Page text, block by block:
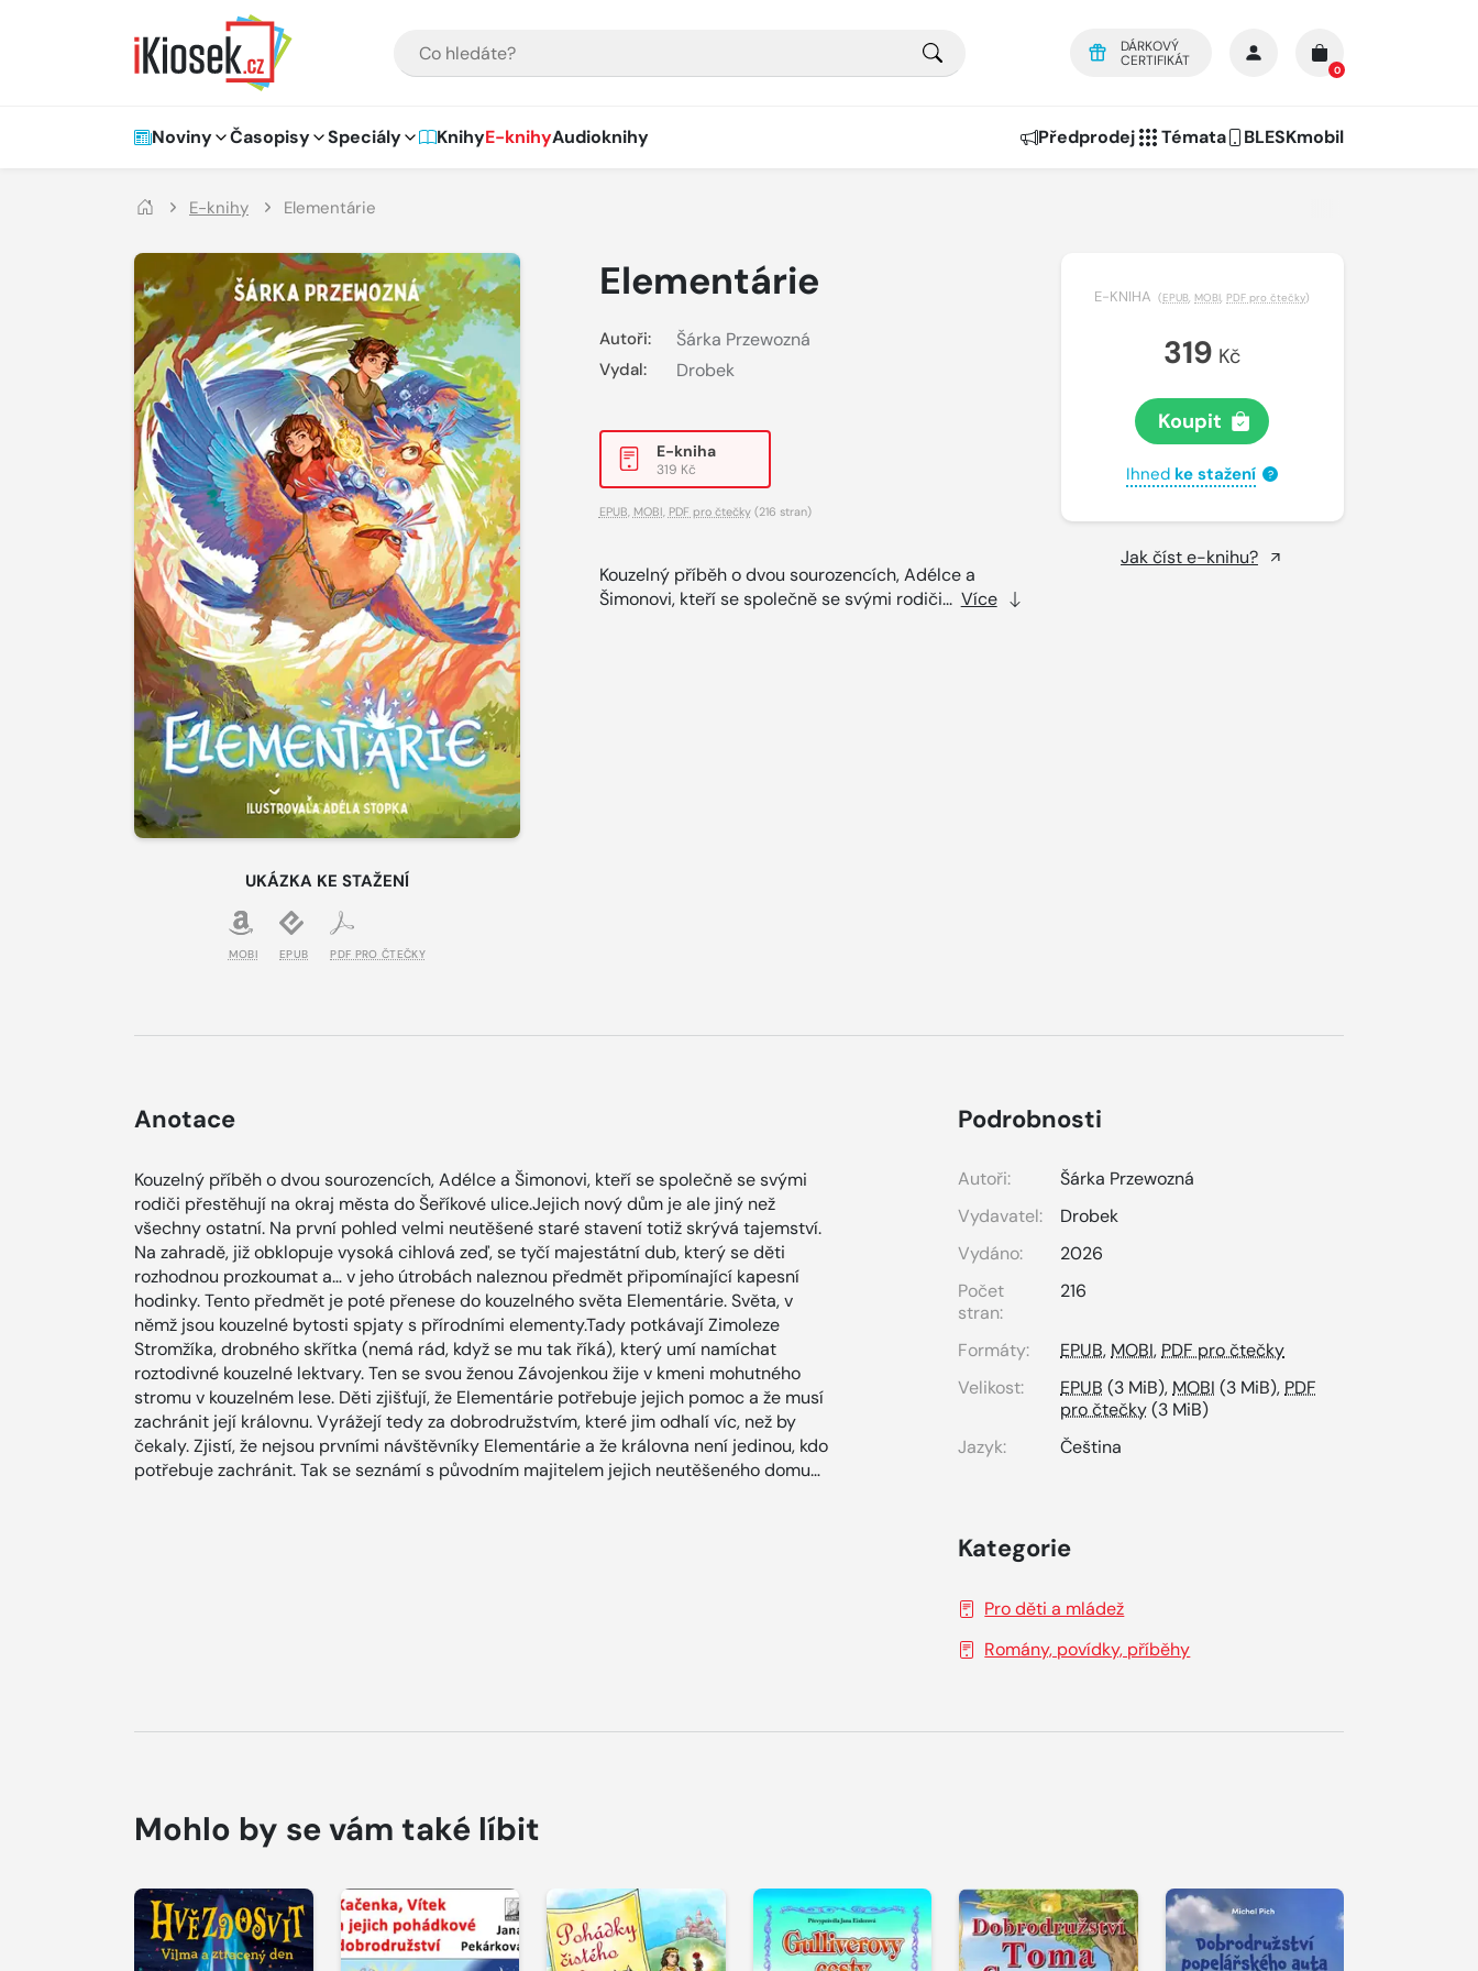
DÁRKOVÝ
CERTIFIKÁT
0
Hlavní navigace
Noviny Časopisy Speciály KnihyE-knihyAudioknihy Předprodej Témata BLESKmobil
E-knihy Elementárie
UKÁZKA KE STAŽENÍ
MOBI EPUB PDF PRO ČTEČKY
Elementárie
Autoři: Šárka Przewozná
Vydal: Drobek
E-kniha
319 Kč
EPUB MOBI PDF pro čtečky(216 stran)
Kouzelný příběh o dvou sourozencích, Adélce a
Šimonovi, kteří se společně se svými rodiči... Více
E-KNIHA (EPUB, MOBI, PDF pro čtečky)
319 Kč
Koupit
Ihned ke stažení ?
Jak číst e-knihu?
Anotace
Kouzelný příběh o dvou sourozencích, Adélce a Šimonovi, kteří se společně se svými
rodiči přestěhují na okraj města do Šeříkové ulice.Jejich nový dům je ale jiný než
všechny ostatní. Na první pohled velmi neutěšené staré stavení totiž skrývá tajemství.
Na zahradě, již obklopuje vysoká cihlová zeď, se tyčí majestátní dub, který se děti
rozhodnou prozkoumat a… v jeho útrobách naleznou předmět připomínající kapesní
hodinky. Tento předmět je poté přenese do kouzelného světa Elementárie. Světa, v
němž jsou kouzelné bytosti spjaty s přírodními elementy.Tady potkávají Zimoleze
Stromžíka, drobného skřítka (nemá rád, když se mu tak říká), který umí namíchat
roztodivné kouzelné lektvary. Ten se svou ženou Závojenkou žije v kmeni mohutného
stromu v kouzelném lese. Děti zjišťují, že Elementárie potřebuje jejich pomoc a že musí
zachránit její královnu. Vyrážejí tedy za dobrodružstvím, které jim odhalí víc, než by
čekaly. Zjistí, že nejsou prvními návštěvníky Elementárie a že královna není jedinou, kdo
potřebuje zachránit. Tak se seznámí s původním majitelem jejich neutěšeného domu…
Podrobnosti
Autoři:
Šárka Przewozná
Vydavatel:
Drobek
Vydáno:
2026
Počet
stran:
216
Formáty: EPUB,MOBI,PDF pro čtečky
Velikost:
EPUB (3 MiB),MOBI (3 MiB),PDF
pro čtečky(3 MiB)
Jazyk:
Čeština
Kategorie
Pro děti a mládež
Romány, povídky, příběhy
Mohlo by se vám také líbit